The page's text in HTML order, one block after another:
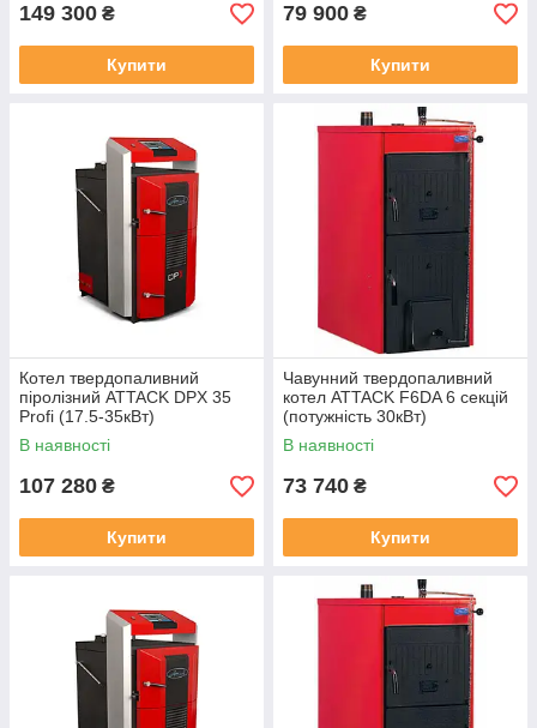
149 300 ₴
Купити
79 900 ₴
Купити
Котел твердопаливний
піролізний ATTACK DPX 35
Profi (17.5-35кВт)
В наявності
107 280 ₴
Купити
Чавунний твердопаливний
котел ATTACK F6DA 6 секцій
(потужність 30кВт)
В наявності
73 740 ₴
Купити